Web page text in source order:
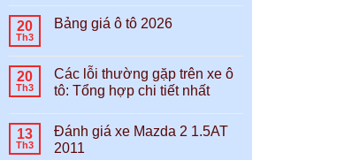
xăng
e5,
95,92
và
dòng
có
thể
chạy
được
bình
Thu
mua
ô
tô
giá
cao
–
nhận
20
Th3
Bảng giá ô tô 2026
luận
ở
Bảng
tô
2026
20
Th3
Các lỗi thường gặp trên xe ô
tô: Tổng hợp chi tiết nhất
bình
luận
ở
13
Th3
Đánh giá xe Mazda 2 1.5AT
2011